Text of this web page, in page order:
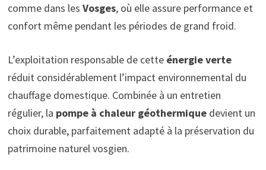
comme dans les Vosges, où elle assure performance et
confort même pendant les périodes de grand froid.
L’exploitation responsable de cette énergie verte
réduit considérablement l’impact environnemental du
chauffage domestique. Combinée à un entretien
régulier, la pompe à chaleur géothermiquedevient un
choix durable, parfaitement adapté à la préservation du
patrimoine naturel vosgien.